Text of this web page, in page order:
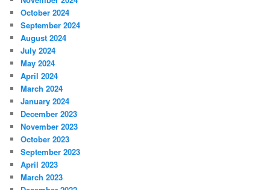
October 2024
September 2024
August 2024
July 2024
May 2024
April 2024
March 2024
January 2024
December 2023
November 2023
October 2023
September 2023
April 2023
March 2023